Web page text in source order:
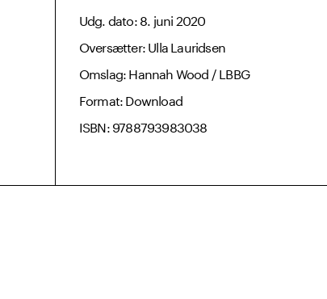
Udg. dato: 8. juni 2020
Oversætter: Ulla Lauridsen
Omslag: Hannah Wood / LBBG
Format: Download
ISBN: 9788793983038